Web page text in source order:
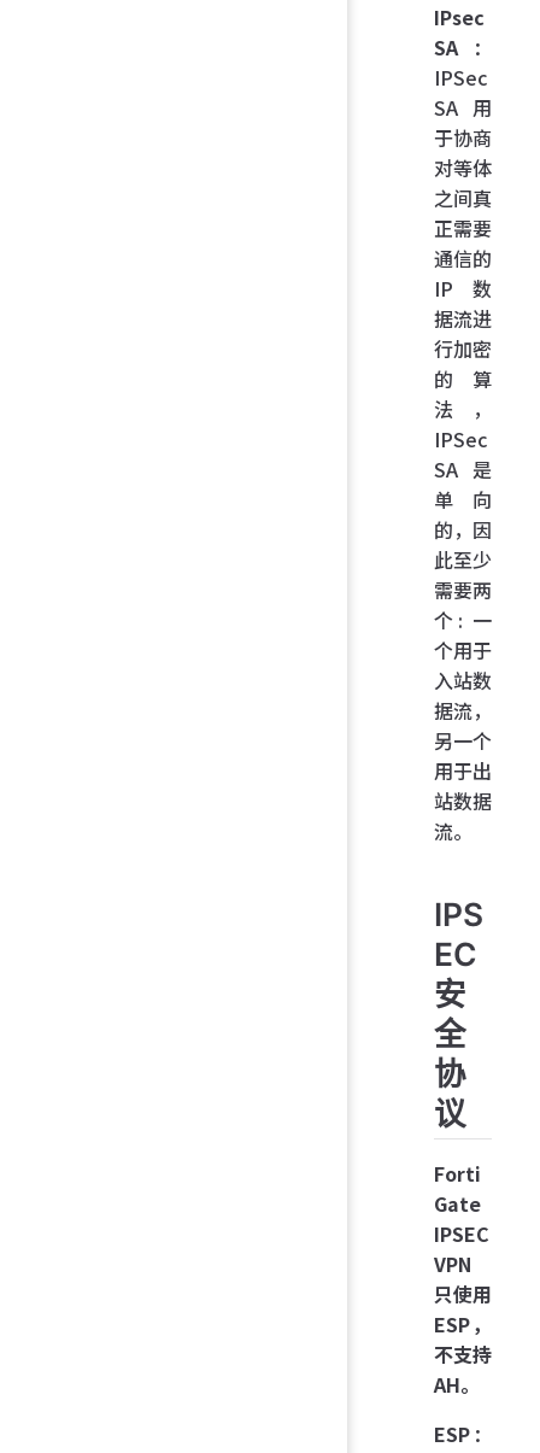
IPsec
SA ：
IPSec
SA 用
于协商
对等体
之间真
正需要
通信的
IP 数
据流进
行加密
的算
法，
IPSec
SA 是
单向
的，因
此至少
需要两
个: 一
个用于
入站数
据流，
另一个
用于出
站数据
流。
IPS
EC
安
全
协
议
Forti
Gate
IPSEC
VPN
只使用
ESP，
不支持
AH。
ESP ：